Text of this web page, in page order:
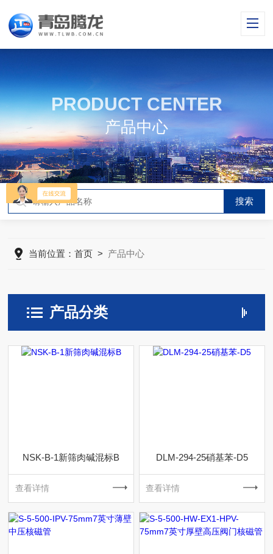
PRODUCT CENTER
产品中心
当前位置：首页 > 产品中心
产品分类
NSK-B-1新筛肉碱混标B
查看详情
DLM-294-25硝基苯-D5
查看详情